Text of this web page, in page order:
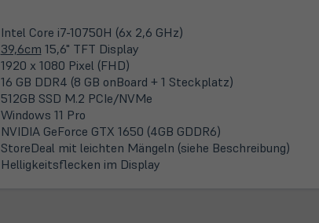
Intel Core i7-10750H (6x 2,6 GHz)
39,6cm 15,6" TFT Display
1920 x 1080 Pixel (FHD)
16 GB DDR4 (8 GB onBoard + 1 Steckplatz)
512GB SSD M.2 PCIe/NVMe
Windows 11 Pro
NVIDIA GeForce GTX 1650 (4GB GDDR6)
StoreDeal mit leichten Mängeln (siehe Beschreibung)
Helligkeitsflecken im Display